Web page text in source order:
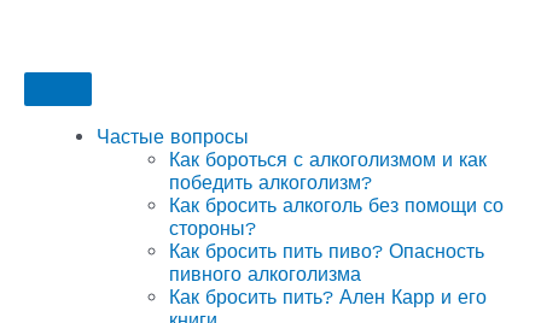
Частые вопросы
Как бороться с алкоголизмом и как
победить алкоголизм?
Как бросить алкоголь без помощи со
стороны?
Как бросить пить пиво? Опасность
пивного алкоголизма
Как бросить пить? Ален Карр и его